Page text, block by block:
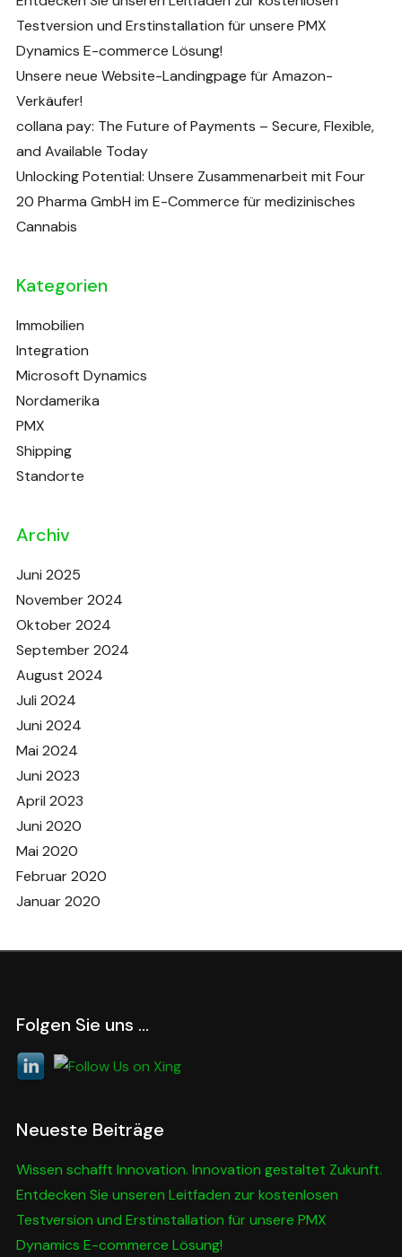
Testversion und Erstinstallation für unsere PMX
Dynamics E-commerce Lösung!
Unsere neue Website-Landingpage für Amazon-
Verkäufer!
collana pay: The Future of Payments – Secure, Flexible,
and Available Today
Unlocking Potential: Unsere Zusammenarbeit mit Four
20 Pharma GmbH im E-Commerce für medizinisches
Cannabis
Kategorien
Immobilien
Integration
Microsoft Dynamics
Nordamerika
PMX
Shipping
Standorte
Archiv
Juni 2025
November 2024
Oktober 2024
September 2024
August 2024
Juli 2024
Juni 2024
Mai 2024
Juni 2023
April 2023
Juni 2020
Mai 2020
Februar 2020
Januar 2020
Folgen Sie uns …
Neueste Beiträge
Wissen schafft Innovation. Innovation gestaltet Zukunft.
Entdecken Sie unseren Leitfaden zur kostenlosen
Testversion und Erstinstallation für unsere PMX
Dynamics E-commerce Lösung!